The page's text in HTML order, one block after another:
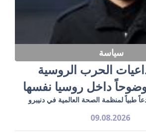
سياسة
الحرب الروسية
داخل روسيا نفسها
طبياً لمنظمة الصحة العالمية في دنيبرو
09.08.2026